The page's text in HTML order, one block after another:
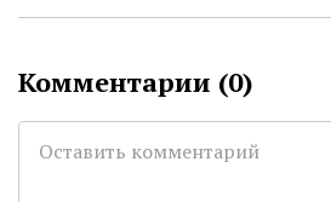
Комментарии (0)